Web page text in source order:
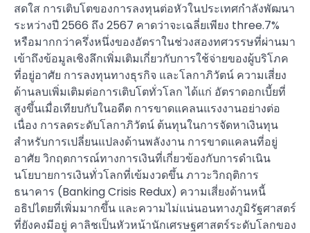
สดใส การเติบโตของการลงทุนต่อหัวในประเทศกำลังพัฒนา
ระหว่างปี 2566 ถึง 2567 คาดว่าจะเฉลี่ยเพียง three.7%
หรือมากกว่าครึ่งหนึ่งของอัตราในช่วงสองทศวรรษที่ผ่านมา
เข้าถึงข้อมูลเชิงลึกเพิ่มเติมเกี่ยวกับการใช้จ่ายของผู้บริโภค
ที่อยู่อาศัย การลงทุนทางธุรกิจ และโลกาภิวัตน์ ความเสี่ยง
ด้านลบเพิ่มเติมต่อการเติบโตทั่วโลก ได้แก่ อัตราดอกเบี้ยที่
สูงขึ้นเมื่อเทียบกับในอดีต การขาดแคลนแรงงานอย่างต่อ
เนื่อง การลดระดับโลกาภิวัตน์ ต้นทุนในการจัดหาเงินทุน
สำหรับการเปลี่ยนแปลงด้านพลังงาน การขาดแคลนที่อยู่
อาศัย วิกฤตการณ์ทางการเงินที่เกี่ยวข้องกับการดำเนิน
นโยบายการเงินทั่วโลกที่เข้มงวดขึ้น ภาวะวิกฤติการ
ธนาคาร (Banking Crisis Redux) ความเสี่ยงด้านหนี้
อธิปไตยที่เพิ่มมากขึ้น และความไม่แน่นอนทางภูมิรัฐศาสตร์
ที่ยังคงมีอยู่ คาลิชเป็นหัวหน้านักเศรษฐศาสตร์ระดับโลกของ